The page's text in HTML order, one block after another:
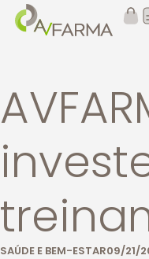
SAÚDE E BEM-ESTAR09/21/